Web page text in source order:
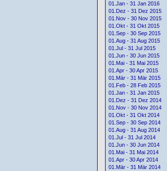
01.Jan - 31 Jan 2016
01.Dez - 31 Dez 2015
01.Nov - 30 Nov 2015
01.Okt - 31 Okt 2015
01.Sep - 30 Sep 2015
01.Aug - 31 Aug 2015
01.Jul - 31 Jul 2015
01.Jun - 30 Jun 2015
01.Mai - 31 Mai 2015
01.Apr - 30 Apr 2015
01.Mär - 31 Mär 2015
01.Feb - 28 Feb 2015
01.Jan - 31 Jan 2015
01.Dez - 31 Dez 2014
01.Nov - 30 Nov 2014
01.Okt - 31 Okt 2014
01.Sep - 30 Sep 2014
01.Aug - 31 Aug 2014
01.Jul - 31 Jul 2014
01.Jun - 30 Jun 2014
01.Mai - 31 Mai 2014
01.Apr - 30 Apr 2014
01.Mär - 31 Mär 2014